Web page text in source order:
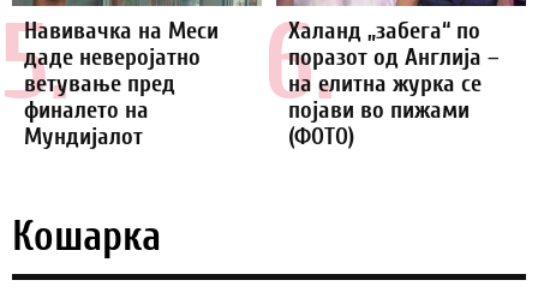
5.
Навивачка на Меси
даде неверојатно
ветување пред
финалето на
Мундијалот
6.
Халанд „забега“ по
поразот од Англија –
на елитна журка се
појави во пижами
(ФОТО)
Кошарка